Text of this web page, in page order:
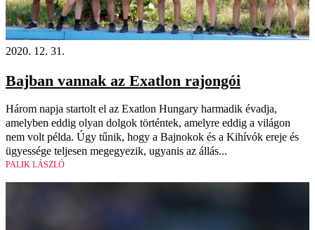
2020. 12. 31.
Bajban vannak az Exatlon rajongói
Három napja startolt el az Exatlon Hungary harmadik évadja,
amelyben eddig olyan dolgok történtek, amelyre eddig a világon
nem volt példa. Úgy tűnik, hogy a Bajnokok és a Kihívók ereje és
ügyessége teljesen megegyezik, ugyanis az állás...
PALIK LÁSZLÓ